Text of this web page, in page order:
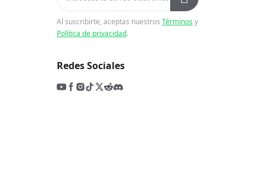
Al suscribirte, aceptas nuestros Términosy
Política de privacidad.
Redes Sociales